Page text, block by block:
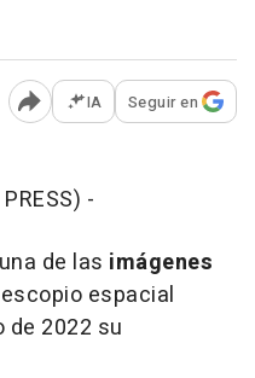
Abrir opciones para
IA Seguir en
-
de las imágenes
espacial
de 2022 su